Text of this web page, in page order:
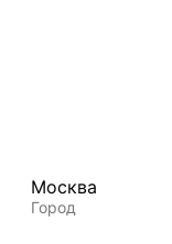
Москва
Город